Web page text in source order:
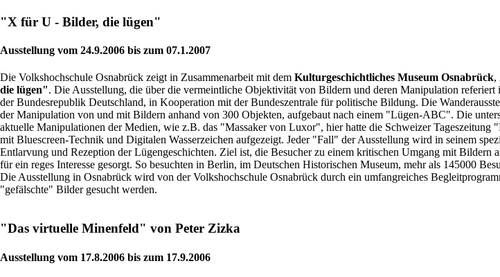
"X für U - Bilder, die lügen"
Ausstellung vom 24.9.2006 bis zum 07.1.2007
Die Volkshochschule Osnabrück zeigt in Zusammenarbeit mit dem Kulturgeschichtliches Museum Osnabrück,
die lügen". Die Ausstellung, die über die vermeintliche Objektivität von Bildern und deren Manipulation
der Bundesrepublik Deutschland, in Kooperation mit der Bundeszentrale für politische Bildung. Die
der Manipulation von und mit Bildern anhand von 300 Objekten, aufgebaut nach einem "Lügen-ABC". Die
aktuelle Manipulationen der Medien, wie z.B. das "Massaker von Luxor", hier hatte die Schweizer
mit Bluescreen-Technik und Digitalen Wasserzeichen aufgezeigt. Jeder "Fall" der Ausstellung wird in seinem
Entlarvung und Rezeption der Lügengeschichten. Ziel ist, die Besucher zu einem kritischen Umgang mit
für ein reges Interesse gesorgt. So besuchten in Berlin, im Deutschen Historischen Museum, mehr als 145000
Die Ausstellung in Osnabrück wird von der Volkshochschule Osnabrück durch ein umfangreiches
"gefälschte" Bilder gesucht werden.
"Das virtuelle Minenfeld" von Peter Zizka
Ausstellung vom 17.8.2006 bis zum 17.9.2006